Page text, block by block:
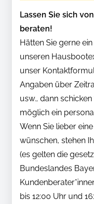
Lassen Sie sich
beraten!
Hätten Sie gerne
unseren
unser
Angaben über
usw., dann
möglich ein
Wenn Sie lieber
wünschen, stehen
(es gelten die
Bundeslandes
bis 12:00 Uhr und